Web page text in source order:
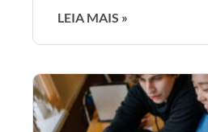
LEIA MAIS »